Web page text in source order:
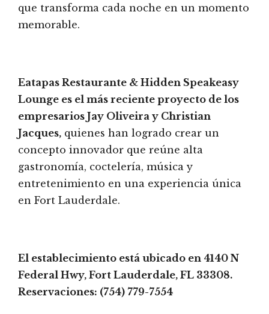
que transforma cada noche en un momento
memorable.
Eatapas Restaurante & Hidden Speakeasy
Lounge es el más reciente proyecto de los
empresarios Jay Oliveira y Christian
Jacques, quienes han logrado crear un
concepto innovador que reúne alta
gastronomía, coctelería, música y
entretenimiento en una experiencia única
en Fort Lauderdale.
El establecimiento está ubicado en 4140 N
Federal Hwy, Fort Lauderdale, FL 33308.
Reservaciones: (754) 779-7554